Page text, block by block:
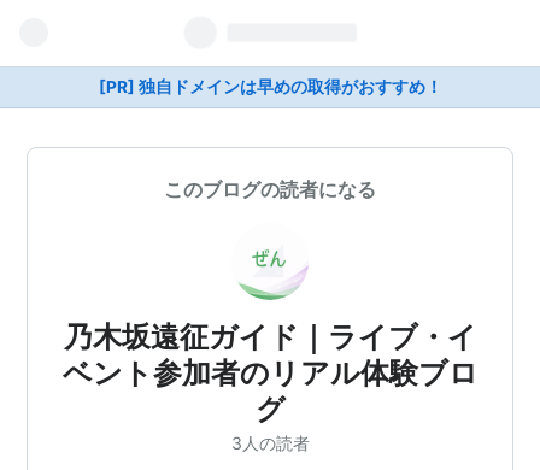
[PR] 独自ドメインは早めの取得がおすすめ！
このブログの読者になる
乃木坂遠征ガイド｜ライブ・イ
ベント参加者のリアル体験ブロ
グ
3人の読者